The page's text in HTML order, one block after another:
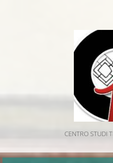
CENTRO STUDI